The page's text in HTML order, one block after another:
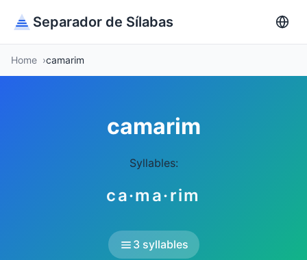
Separador de Sílabas
Home camarim
camarim
Syllables:
ca·ma·rim
3 syllables